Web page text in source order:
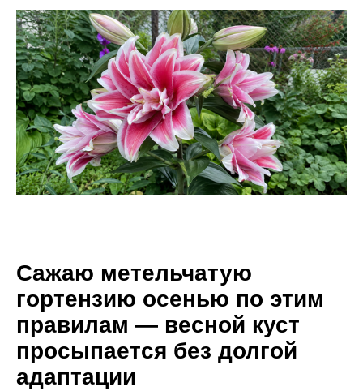
Сажаю метельчатую
гортензию осенью по этим
правилам — весной куст
просыпается без долгой
адаптации